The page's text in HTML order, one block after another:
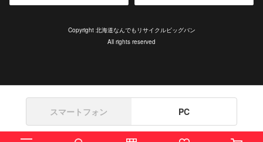
Copyright 北海道なんでもリサイクルビッグバン
All rights reserved
スマートフォン PC